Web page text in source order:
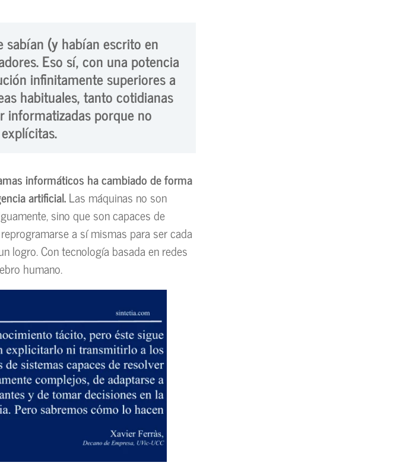
(y habían escrito en
. Eso sí, con una potencia
infinitamente superiores a
habituales, tanto cotidianas
informatizadas porque no
.
informáticos ha cambiado de forma
artificial.Las máquinas no son
sino que son capaces de
a sí mismas para ser cada
logro. Con tecnología basada en redes
humano.